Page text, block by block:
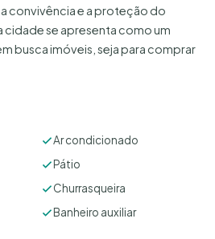
convivência e a proteção do
cidade se apresenta como um
busca imóveis, seja para comprar
Ar condicionado
Pátio
Churrasqueira
Banheiro auxiliar